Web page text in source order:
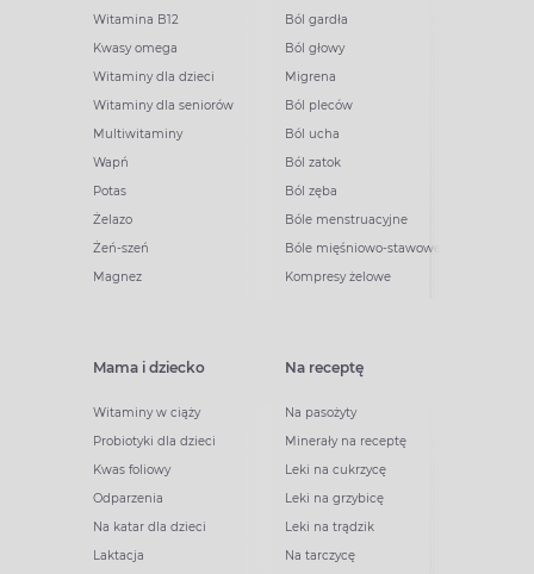
Witamina B12
Kwasy omega
Witaminy dla dzieci
Witaminy dla seniorów
Multiwitaminy
Wapń
Potas
Żelazo
Żeń-szeń
Magnez
Ból gardła
Ból głowy
Migrena
Ból pleców
Ból ucha
Ból zatok
Ból zęba
Bóle menstruacyjne
Bóle mięśniowo-stawowe
Kompresy żelowe
Mama i dziecko
Witaminy w ciąży
Probiotyki dla dzieci
Kwas foliowy
Odparzenia
Na katar dla dzieci
Laktacja
Na receptę
Na pasożyty
Minerały na receptę
Leki na cukrzycę
Leki na grzybicę
Leki na trądzik
Na tarczycę